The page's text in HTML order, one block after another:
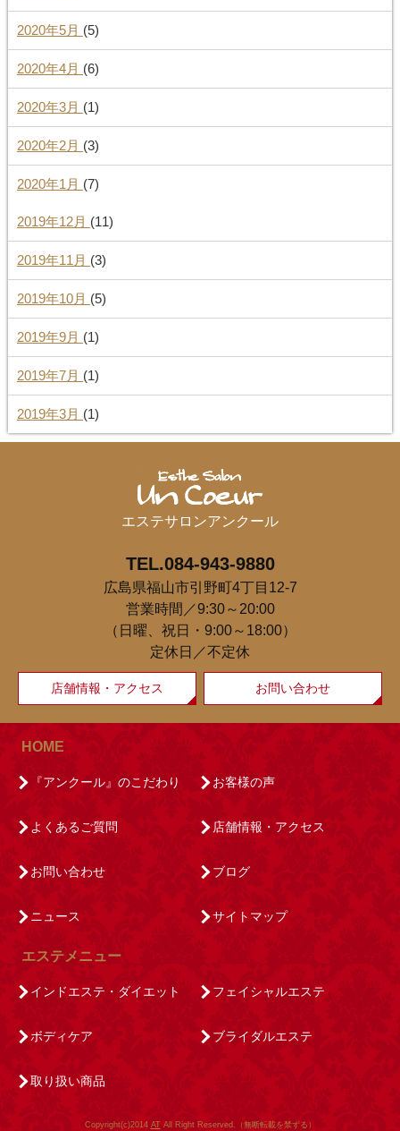
2020年5月 (5)
2020年4月 (6)
2020年3月 (1)
2020年2月 (3)
2020年1月 (7)
2019年12月 (11)
2019年11月 (3)
2019年10月 (5)
2019年9月 (1)
2019年7月 (1)
2019年3月 (1)
エステサロンアンクール
TEL.084-943-9880
広島県福山市引野町4丁目12-7
営業時間／9:30～20:00
（日曜、祝日・9:00～18:00）
定休日／不定休
店舗情報・アクセス お問い合わせ
HOME
『アンクール』のこだわり お客様の声
よくあるご質問 店舗情報・アクセス
お問い合わせ ブログ
ニュース サイトマップ
エステメニュー
インドエステ・ダイエット フェイシャルエステ
ボディケア ブライダルエステ
取り扱い商品
Copyright(c)2014 ATAll Right Reserved.（無断転載を禁ずる）